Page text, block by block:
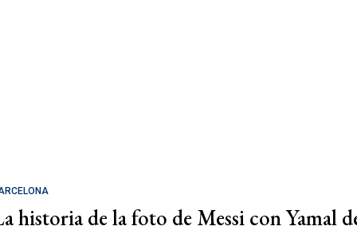
historia de la foto de Messi con Yamal